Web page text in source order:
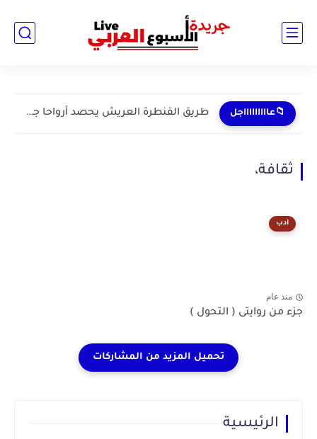
📁عاااااااااجل طريق القنطرة العريش يحصد أرواحا جديدة.. مأساة مستمرة لأهالي...
ثقافة،
ادب
منذ عام
جزء من روايتى ( التحول )
الرئيسية